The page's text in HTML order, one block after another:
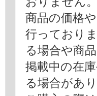
商品の価格
行っており
る場合や商
掲載中の在
る場合があ